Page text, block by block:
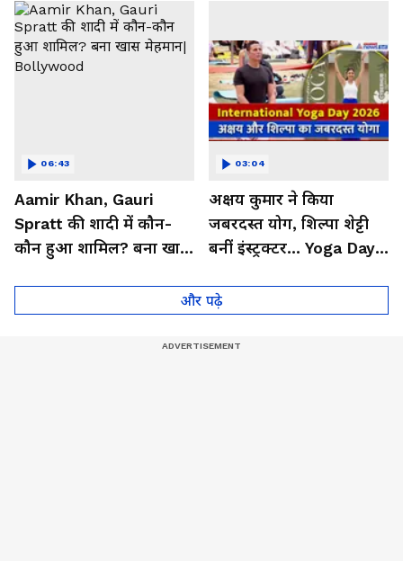
wangchuk
Aamir Khan, Gauri
Spratt की शादी में कौन-
कौन हुआ शामिल? बना खास
06:43
अक्षय कुमार ने किया
जबरदस्त योग, शिल्पा शेट्टी
बनीं इंस्ट्रक्टर... Yoga Day
03:04
और पढ़े